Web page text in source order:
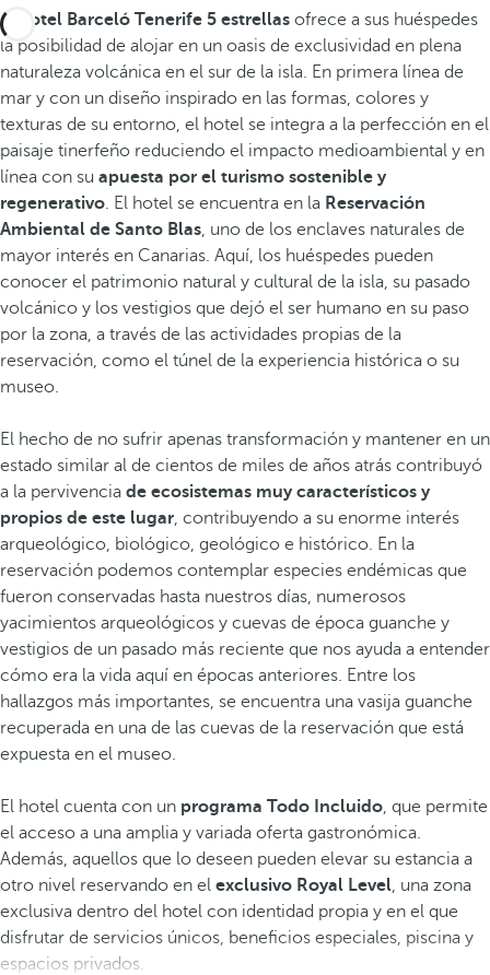
El hotel Barceló Tenerife 5 estrellas ofrece a sus huéspedes
la posibilidad de alojar en un oasis de exclusividad en plena
naturaleza volcánica en el sur de la isla. En primera línea de
mar y con un diseño inspirado en las formas, colores y
texturas de su entorno, el hotel se integra a la perfección en el
paisaje tinerfeño reduciendo el impacto medioambiental y en
línea con su apuesta por el turismo sostenible y
regenerativo. El hotel se encuentra en la Reservación
Ambiental de Santo Blas, uno de los enclaves naturales de
mayor interés en Canarias. Aquí, los huéspedes pueden
conocer el patrimonio natural y cultural de la isla, su pasado
volcánico y los vestigios que dejó el ser humano en su paso
por la zona, a través de las actividades propias de la
reservación, como el túnel de la experiencia histórica o su
museo.
El hecho de no sufrir apenas transformación y mantener en un
estado similar al de cientos de miles de años atrás contribuyó
a la pervivencia de ecosistemas muy característicos y
propios de este lugar, contribuyendo a su enorme interés
arqueológico, biológico, geológico e histórico. En la
reservación podemos contemplar especies endémicas que
fueron conservadas hasta nuestros días, numerosos
yacimientos arqueológicos y cuevas de época guanche y
vestigios de un pasado más reciente que nos ayuda a entender
cómo era la vida aquí en épocas anteriores. Entre los
hallazgos más importantes, se encuentra una vasija guanche
recuperada en una de las cuevas de la reservación que está
expuesta en el museo.
El hotel cuenta con un programa Todo Incluido, que permite
el acceso a una amplia y variada oferta gastronómica.
Además, aquellos que lo deseen pueden elevar su estancia a
otro nivel reservando en el exclusivo Royal Level, una zona
exclusiva dentro del hotel con identidad propia y en el que
disfrutar de servicios únicos, beneficios especiales, piscina y
espacios privados.